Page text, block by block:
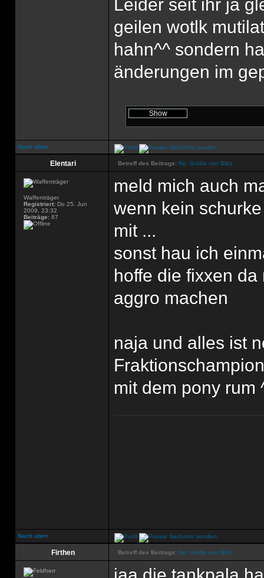
Leider seit ihr ja
geilen wotlk
hahn^^ sondern
änderungen im
Nach oben
Elentari Betreff des Beitrags: Re: Grüße von Blizz
Waffenträger
Registriert: Do 25. Jun
2009, 23:32
Beiträge: 87
meld mich auch
wenn kein
mit ...
sonst hau ich
hoffe die fixxen
aggro machen
naja und alles ist
mit dem pony rum
Nach oben
Firthen Betreff des Beitrags: Re: Grüße von Blizz